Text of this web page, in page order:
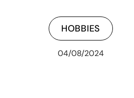
HOBBIES
04/08/2024